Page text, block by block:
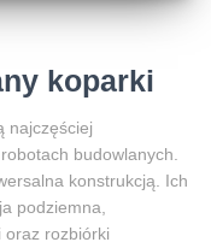
koparki
najczęściej
budowlanych.
konstrukcją. Ich
podziemna,
oraz rozbiórki